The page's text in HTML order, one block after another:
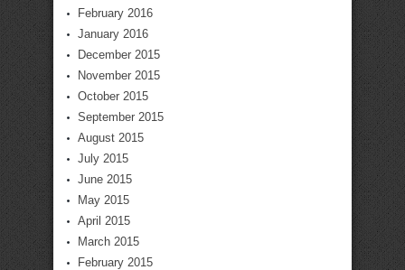
February 2016
January 2016
December 2015
November 2015
October 2015
September 2015
August 2015
July 2015
June 2015
May 2015
April 2015
March 2015
February 2015